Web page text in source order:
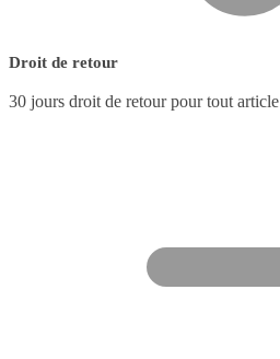
Droit de retour
30 jours droit de retour pour tout article